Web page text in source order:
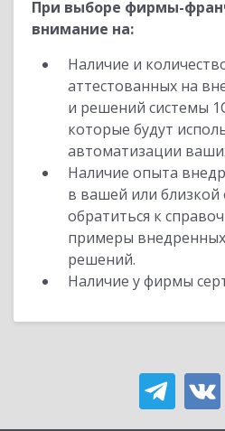
При выборе фирмы-
внимание на:
Наличие и
аттестованных на
и решений системы
которые будут
автоматизации
Наличие опыта
в вашей или
обратиться к
примеры
решений.
Наличие у фирмы